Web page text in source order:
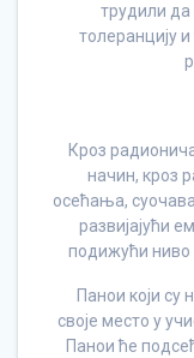
трудили
толеранцију
Кроз
начин, кроз
осећања,
развијајући
подижући
Панои који
своје место у
Панои ће